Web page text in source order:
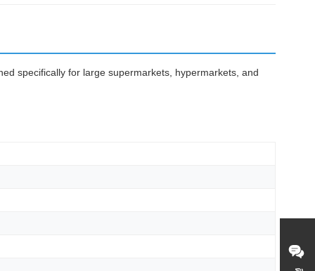
specifically for large supermarkets, hypermarkets, and